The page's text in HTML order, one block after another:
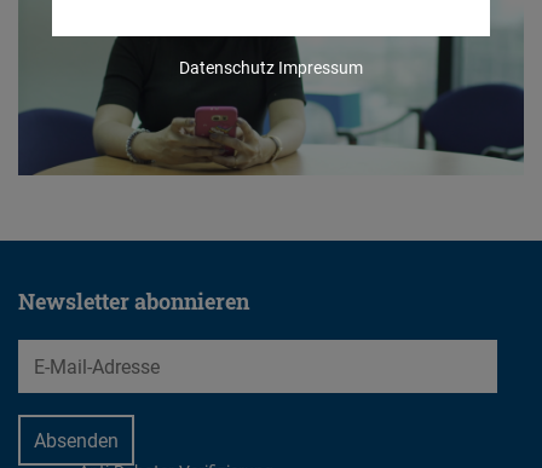
Newsletter abonnieren
EMail
Embed
Google
Maps
Embed
Cloudinary
Flickr
Embed
Newsletter2go
Embed
Datenschutz Impressum